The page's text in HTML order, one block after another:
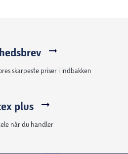
kg.
af råd og svamp, end mange
skarpeste priser i indbakken
plus
når du handler